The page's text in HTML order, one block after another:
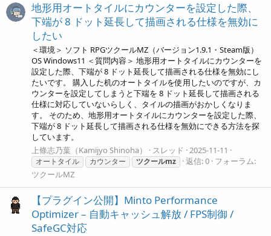
地形用オートタイルにカウンターを設定した際、
下端が 8 ドット延長して描画される仕様を無効に
したい
＜環境＞ ソフト RPGツクールMZ（バージョン1.9.1・Steam版）
OS Windows11 ＜質問内容＞ 地形用オートタイルにカウンターを
設定した際、下端が 8 ドット延長して描画される仕様を無効にし
たいです。 購入した机のオートタイルを使用したいのですが、カ
ウンターを設定してしまうと下端を 8 ドット延長して描画される
仕様に対応していないらしく、タイルの描画がおかしくなりま
す。 そのため、地形用オートタイルにカウンターを設定した際、
下端が 8 ドット延長して描画される仕様を無効にできる方法を探
しています。
上條志乃葉（Kamijyo Shinoha）
スレッド 2025-11-11
オートタイル カウンター ツクールmz 返信: 0 フォーラム:
ツクールMZ
【プラグイン公開】Minto Performance
Optimizer – 自動キャッシュ解放 / FPS制御 /
SafeGC対応